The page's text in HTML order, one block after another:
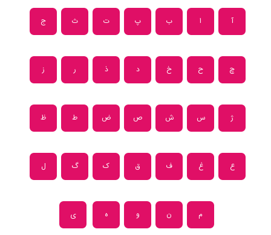
آ ا ب پ ت ث ج
چ ح خ د ذ ر ز
ژ س ش ص ض ط ظ
ع غ ف ق ک گ ل
م ن و ه ی